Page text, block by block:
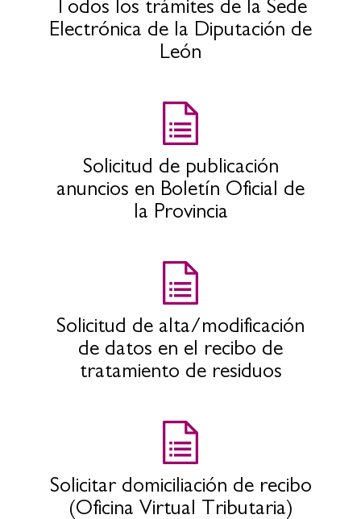
Todos los trámites de la Sede
Electrónica de la Diputación de
León
Solicitud de publicación
anuncios en Boletín Oficial de
la Provincia
Solicitud de alta/modificación
de datos en el recibo de
tratamiento de residuos
Solicitar domiciliación de recibo
(Oficina Virtual Tributaria)